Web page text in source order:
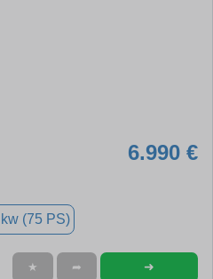
6.990 €
(75 PS)
★ ➦ ➜